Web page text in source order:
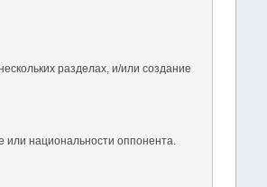
разделах, и/или создание
национальности оппонента.